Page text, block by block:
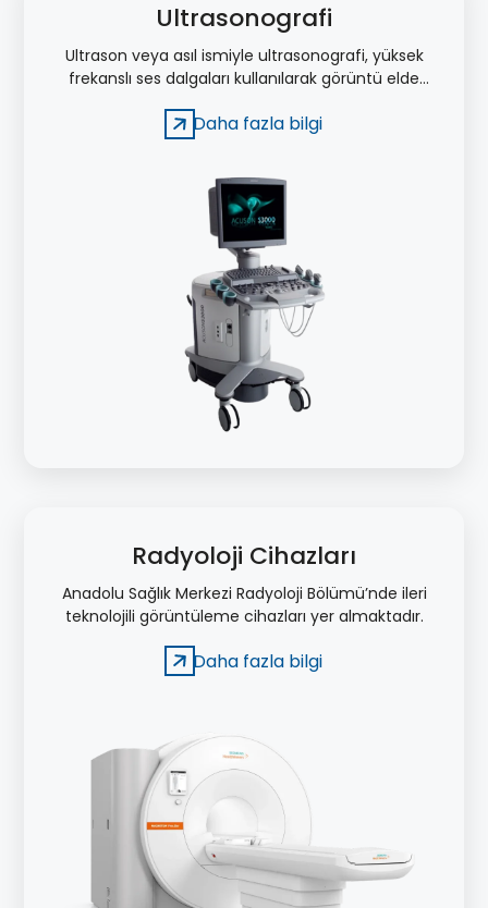
Ultrasonografi
Ultrason veya asıl ismiyle ultrasonografi, yüksek
frekanslı ses dalgaları kullanılarak görüntü elde
Daha fazla bilgi
Radyoloji Cihazları
Anadolu Sağlık Merkezi Radyoloji Bölümü’nde ileri
teknolojili görüntüleme cihazları yer almaktadır.
Daha fazla bilgi